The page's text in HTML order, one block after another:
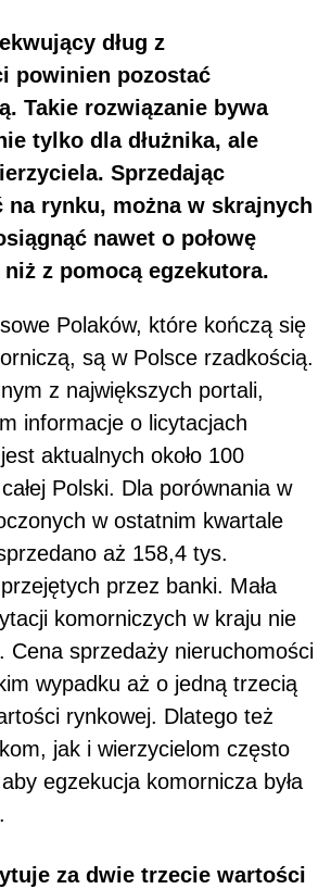
dług z
powinien pozostać
Takie rozwiązanie bywa
tylko dla dłużnika, ale
Sprzedając
na rynku, można w skrajnych
nawet o połowę
z pomocą egzekutora.
Polaków, które kończą się
są w Polsce rzadkością.
z największych portali,
informacje o licytacjach
aktualnych około 100
Polski. Dla porównania w
w ostatnim kwartale
aż 158,4 tys.
przez banki. Mała
komorniczych w kraju nie
Cena sprzedaży nieruchomości
wypadku aż o jedną trzecią
rynkowej. Dlatego też
jak i wierzycielom często
egzekucja komornicza była
za dwie trzecie wartości